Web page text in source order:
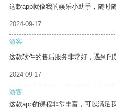
这款app就像我的娱乐小助手，随时
2024-09-17
游客
这款软件的售后服务非常好，遇到问
2024-09-17
游客
这款app的课程非常丰富，可以满足